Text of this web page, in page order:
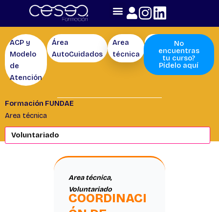
content
ACP y
Modelo
de
Atención
Área
AutoCuidados
Area
técnica
Competencias
No
encuentras
tu curso?
Pídelo aquí
Formación FUNDAE
Area técnica
Area técnica,
Voluntariado
COORDINACI